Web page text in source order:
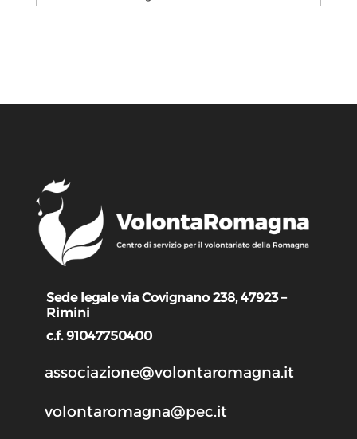
Sede legale via Covignano 238, 47923 –
Rimini
c.f. 91047750400
associazione@volontaromagna.it
volontaromagna@pec.it